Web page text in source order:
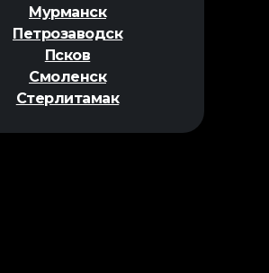
Мурманск
Петрозаводск
Псков
Смоленск
Стерлитамак